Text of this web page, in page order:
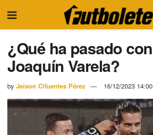
¿Qué ha pasado con
Joaquín Varela?
by Jeison Cifuentes Pérez 16/12/2023 14:00